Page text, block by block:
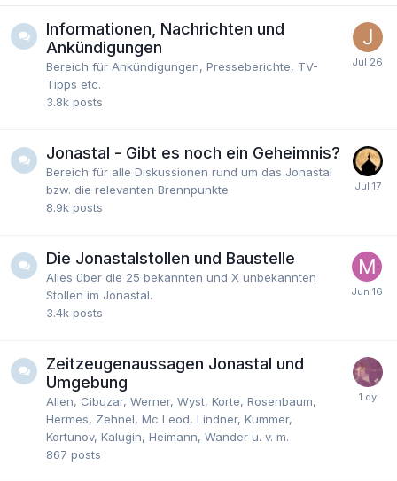
Informationen, Nachrichten und
Ankündigungen
Bereich für Ankündigungen, Presseberichte, TV-
Tipps etc.
3.8k posts
Jonastal - Gibt es noch ein Geheimnis?
Bereich für alle Diskussionen rund um das Jonastal
bzw. die relevanten Brennpunkte
8.9k posts
Die Jonastalstollen und Baustelle
Alles über die 25 bekannten und X unbekannten
Stollen im Jonastal.
3.4k posts
Zeitzeugenaussagen Jonastal und
Umgebung
Allen, Cibuzar, Werner, Wyst, Korte, Rosenbaum,
Hermes, Zehnel, Mc Leod, Lindner, Kummer,
Kortunov, Kalugin, Heimann, Wander u. v. m.
867 posts